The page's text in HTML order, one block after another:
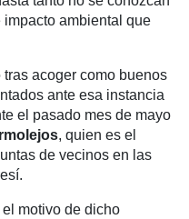
impacto ambiental que
acoger como buenos
ante esa instancia
el pasado mes de mayo
, quien es el
de vecinos en las
motivo de dicho